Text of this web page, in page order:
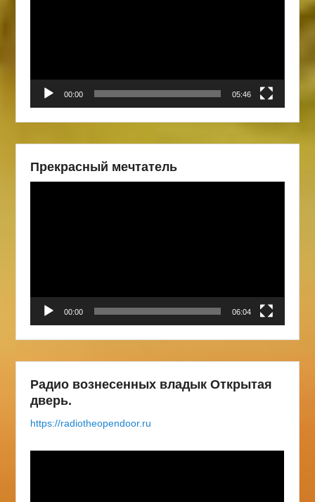
00:00 05:46
Прекрасный мечтатель
00:00 06:04
Радио вознесенных владык Открытая
дверь.
https://radiotheopendoor.ru